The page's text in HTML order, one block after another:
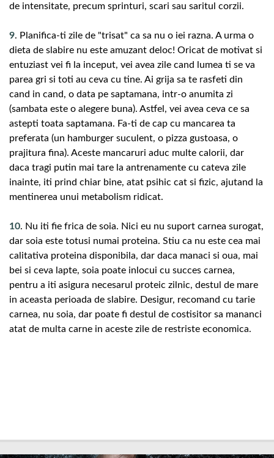
de intensitate, precum sprinturi, scari sau saritul corzii.
9. Planifica-ti zile de "trisat" ca sa nu o iei razna. A urma o
dieta de slabire nu este amuzant deloc! Oricat de motivat si
entuziast vei fi la inceput, vei avea zile cand lumea ti se va
parea gri si toti au ceva cu tine. Ai grija sa te rasfeti din
cand in cand, o data pe saptamana, intr-o anumita zi
(sambata este o alegere buna). Astfel, vei avea ceva ce sa
astepti toata saptamana. Fa-ti de cap cu mancarea ta
preferata (un hamburger suculent, o pizza gustoasa, o
prajitura fina). Aceste mancaruri aduc multe calorii, dar
daca tragi putin mai tare la antrenamente cu cateva zile
inainte, iti prind chiar bine, atat psihic cat si fizic, ajutand la
mentinerea unui metabolism ridicat.
10. Nu iti fie frica de soia. Nici eu nu suport carnea surogat,
dar soia este totusi numai proteina. Stiu ca nu este cea mai
calitativa proteina disponibila, dar daca manaci si oua, mai
bei si ceva lapte, soia poate inlocui cu succes carnea,
pentru a iti asigura necesarul proteic zilnic, destul de mare
in aceasta perioada de slabire. Desigur, recomand cu tarie
carnea, nu soia, dar poate fi destul de costisitor sa mananci
atat de multa carne in aceste zile de restriste economica.